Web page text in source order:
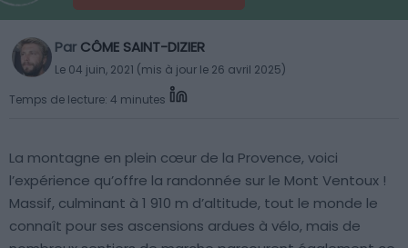
Par CÔME SAINT-DIZIER
Le 04 juin, 2021 (mis à jour le 26 avril 2025)
Temps de lecture: 4 minutes
La montagne en plein cœur de la Provence, voici
l’expérience qu’offre la randonnée sur le Mont Ventoux !
Massif, culminant à 1 910 m d’altitude, tout le monde le
connaît pour ses ascensions ardues à vélo, mais de